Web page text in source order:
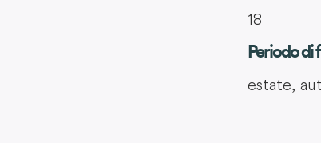
18
Periodo di
estate,